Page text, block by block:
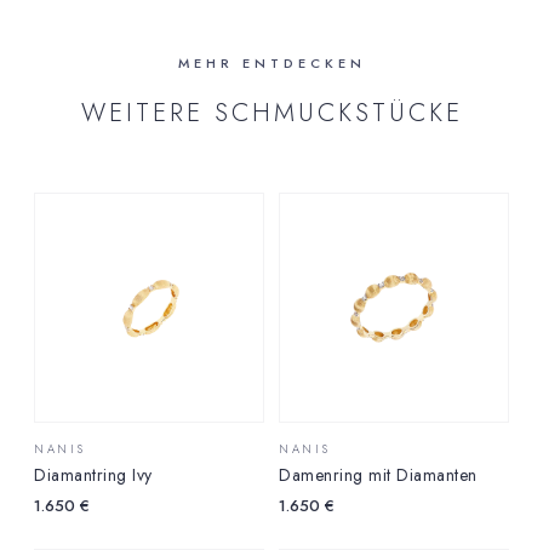
MEHR ENTDECKEN
WEITERE SCHMUCKSTÜCKE
NANIS
Diamantring Ivy
1.650 €
NANIS
Damenring mit Diamanten
1.650 €